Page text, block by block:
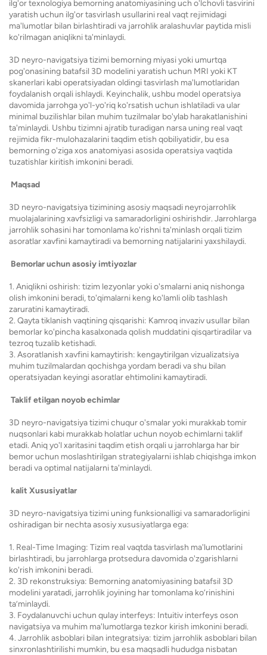
ilg'or texnologiya bemorning anatomiyasining uch o'lchovli tasvirini
yaratish uchun ilg'or tasvirlash usullarini real vaqt rejimidagi
ma'lumotlar bilan birlashtiradi va jarrohlik aralashuvlar paytida misli
ko'rilmagan aniqlikni ta'minlaydi.
3D neyro-navigatsiya tizimi bemorning miyasi yoki umurtqa
pog'onasining batafsil 3D modelini yaratish uchun MRI yoki KT
skanerlari kabi operatsiyadan oldingi tasvirlash ma'lumotlaridan
foydalanish orqali ishlaydi. Keyinchalik, ushbu model operatsiya
davomida jarrohga yo'l-yo'riq ko'rsatish uchun ishlatiladi va ular
minimal buzilishlar bilan muhim tuzilmalar bo'ylab harakatlanishini
ta'minlaydi. Ushbu tizimni ajratib turadigan narsa uning real vaqt
rejimida fikr-mulohazalarini taqdim etish qobiliyatidir, bu esa
bemorning o'ziga xos anatomiyasi asosida operatsiya vaqtida
tuzatishlar kiritish imkonini beradi.
Maqsad
3D neyro-navigatsiya tizimining asosiy maqsadi neyrojarrohlik
muolajalarining xavfsizligi va samaradorligini oshirishdir. Jarrohlarga
jarrohlik sohasini har tomonlama ko'rishni ta'minlash orqali tizim
asoratlar xavfini kamaytiradi va bemorning natijalarini yaxshilaydi.
Bemorlar uchun asosiy imtiyozlar
1. Aniqlikni oshirish: tizim lezyonlar yoki o'smalarni aniq nishonga
olish imkonini beradi, to'qimalarni keng ko'lamli olib tashlash
zaruratini kamaytiradi.
2. Qayta tiklanish vaqtining qisqarishi: Kamroq invaziv usullar bilan
bemorlar ko'pincha kasalxonada qolish muddatini qisqartiradilar va
tezroq tuzalib ketishadi.
3. Asoratlanish xavfini kamaytirish: kengaytirilgan vizualizatsiya
muhim tuzilmalardan qochishga yordam beradi va shu bilan
operatsiyadan keyingi asoratlar ehtimolini kamaytiradi.
Taklif etilgan noyob echimlar
3D neyro-navigatsiya tizimi chuqur o'smalar yoki murakkab tomir
nuqsonlari kabi murakkab holatlar uchun noyob echimlarni taklif
etadi. Aniq yo'l xaritasini taqdim etish orqali u jarrohlarga har bir
bemor uchun moslashtirilgan strategiyalarni ishlab chiqishga imkon
beradi va optimal natijalarni ta'minlaydi.
kalit Xususiyatlar
3D neyro-navigatsiya tizimi uning funksionalligi va samaradorligini
oshiradigan bir nechta asosiy xususiyatlarga ega:
1. Real-Time Imaging: Tizim real vaqtda tasvirlash ma'lumotlarini
birlashtiradi, bu jarrohlarga protsedura davomida o'zgarishlarni
ko'rish imkonini beradi.
2. 3D rekonstruksiya: Bemorning anatomiyasining batafsil 3D
modelini yaratadi, jarrohlik joyining har tomonlama ko‘rinishini
ta’minlaydi.
3. Foydalanuvchi uchun qulay interfeys: Intuitiv interfeys oson
navigatsiya va muhim ma'lumotlarga tezkor kirish imkonini beradi.
4. Jarrohlik asboblari bilan integratsiya: tizim jarrohlik asboblari bilan
sinxronlashtirilishi mumkin, bu esa maqsadli hududga nisbatan